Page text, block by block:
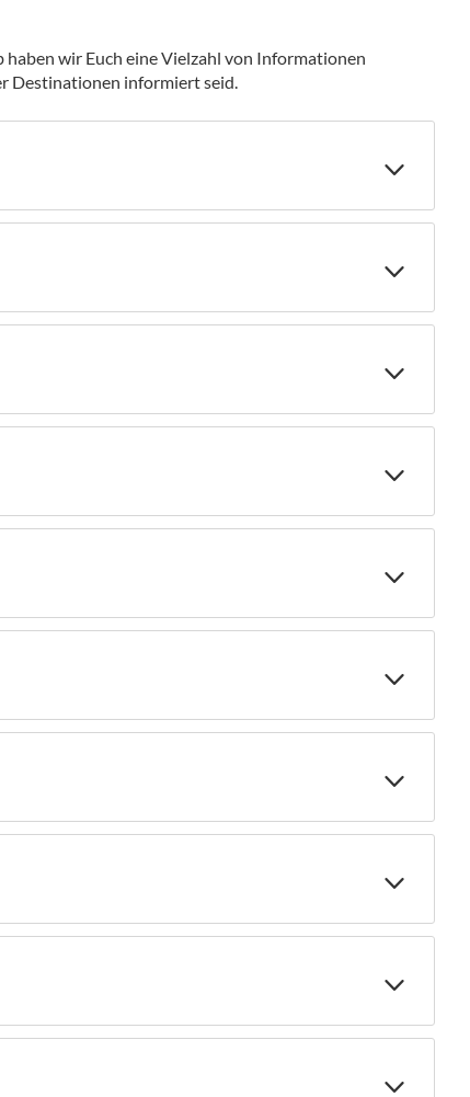
haben wir Euch eine Vielzahl von Informationen
Destinationen informiert seid.